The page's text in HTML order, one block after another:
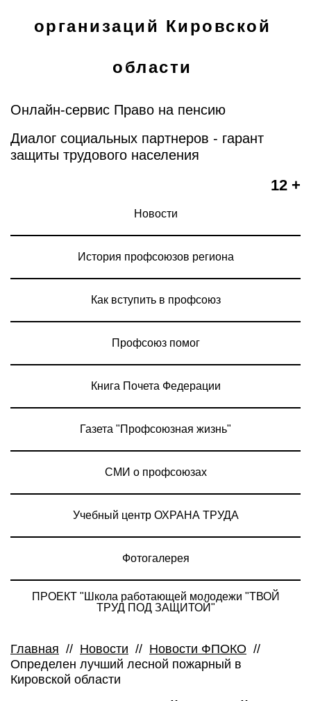
организаций Кировской
области
Онлайн-сервис Право на пенсию
Диалог социальных партнеров - гарант
защиты трудового населения
12 +
Новости
История профсоюзов региона
Как вступить в профсоюз
Профсоюз помог
Книга Почета Федерации
Газета "Профсоюзная жизнь"
СМИ о профсоюзах
Учебный центр ОХРАНА ТРУДА
Фотогалерея
ПРОЕКТ "Школа работающей молодежи "ТВОЙ
ТРУД ПОД ЗАЩИТОЙ"
Главная // Новости // Новости ФПОКО //
Определен лучший лесной пожарный в
Кировской области